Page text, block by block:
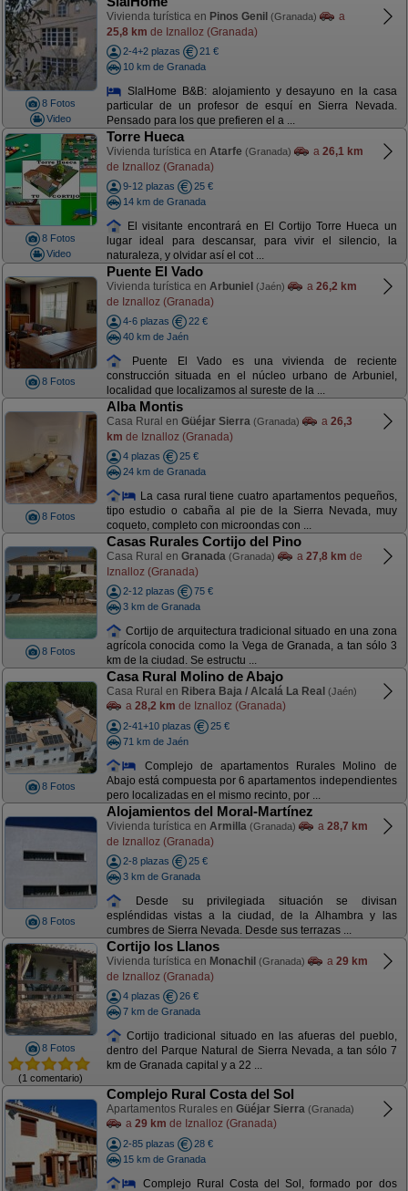
8 Fotos
Video
Vivienda turística en Pinos Genil (Granada)
a
25,8 km de Iznalloz (Granada)
2-4+2 plazas
21 €
10 km de Granada
SlalHome B&B: alojamiento y desayuno en la casa
particular de un profesor de esquí en Sierra Nevada.
Pensado para los que prefieren el a ...
8 Fotos
Video
Torre Hueca
Vivienda turística en Atarfe (Granada) a 26,1 km
de Iznalloz (Granada)
9-12 plazas
25 €
14 km de Granada
El visitante encontrará en El Cortijo Torre Hueca un
lugar ideal para descansar, para vivir el silencio, la
naturaleza, y olvidar así el cot ...
8 Fotos
Puente El Vado
Vivienda turística en Arbuniel (Jaén) a 26,2 km
de Iznalloz (Granada)
4-6 plazas
22 €
40 km de Jaén
Puente El Vado es una vivienda de reciente
construcción situada en el núcleo urbano de Arbuniel,
localidad que localizamos al sureste de la ...
8 Fotos
Alba Montis
Casa Rural en Güéjar Sierra (Granada) a 26,3
km de Iznalloz (Granada)
4 plazas
25 €
24 km de Granada
La casa rural tiene cuatro apartamentos pequeños,
tipo estudio o cabaña al pie de la Sierra Nevada, muy
coqueto, completo con microondas con ...
8 Fotos
Casas Rurales Cortijo del Pino
Casa Rural en Granada (Granada) a 27,8 km de
Iznalloz (Granada)
2-12 plazas
75 €
3 km de Granada
Cortijo de arquitectura tradicional situado en una zona
agrícola conocida como la Vega de Granada, a tan sólo 3
km de la ciudad. Se estructu ...
8 Fotos
Casa Rural Molino de Abajo
Casa Rural en Ribera Baja / Alcalá La Real (Jaén)
a 28,2 km de Iznalloz (Granada)
2-41+10 plazas
25 €
71 km de Jaén
Complejo de apartamentos Rurales Molino de
Abajo está compuesta por 6 apartamentos independientes
pero localizadas en el mismo recinto, por ...
8 Fotos
Alojamientos del Moral-Martínez
Vivienda turística en Armilla (Granada) a 28,7 km
de Iznalloz (Granada)
2-8 plazas
25 €
3 km de Granada
Desde su privilegiada situación se divisan
espléndidas vistas a la ciudad, de la Alhambra y las
cumbres de Sierra Nevada. Desde sus terrazas ...
8 Fotos
(1 comentario)
Cortijo los Llanos
Vivienda turística en Monachil (Granada) a 29 km
de Iznalloz (Granada)
4 plazas
26 €
7 km de Granada
Cortijo tradicional situado en las afueras del pueblo,
dentro del Parque Natural de Sierra Nevada, a tan sólo 7
km de Granada capital y a 22 ...
Complejo Rural Costa del Sol
Apartamentos Rurales en Güéjar Sierra (Granada)
a 29 km de Iznalloz (Granada)
2-85 plazas
28 €
15 km de Granada
Complejo Rural Costa del Sol, formado por dos